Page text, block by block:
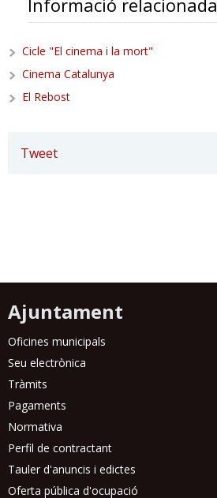
Cicle "El cinema i la mort"
Cinema Catalunya
El Rebost
Tweet
Ajuntament
Oficines municipals
Seu electrònica
Tràmits
Pagaments
Normativa
Perfil de contractant
Tauler d'anuncis i edictes
Oferta pública d'ocupació